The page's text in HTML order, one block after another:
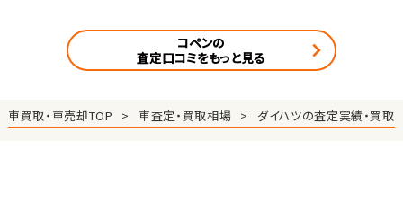
コペンの
査定口コミをもっと見る
車買取・車売却TOP 車査定・買取相場 ダイハツの査定実績・買取